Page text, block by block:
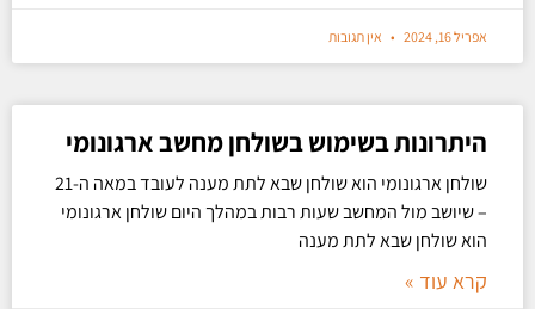
אפריל 16, 2024 אין תגובות
היתרונות בשימוש בשולחן מחשב ארגונומי
שולחן ארגונומי הוא שולחן שבא לתת מענה לעובד במאה ה-21
– שיושב מול המחשב שעות רבות במהלך היום שולחן ארגונומי
הוא שולחן שבא לתת מענה
קרא עוד »